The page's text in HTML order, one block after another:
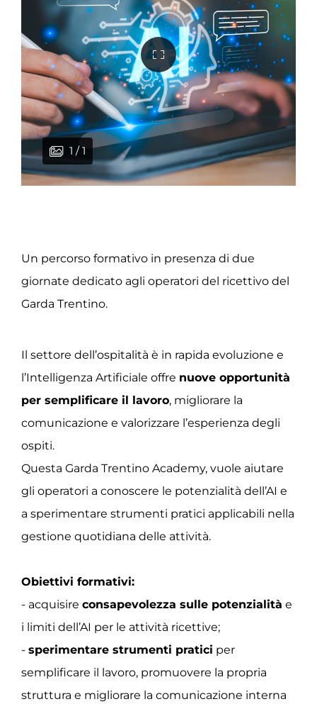
1 / 1
Un percorso formativo in presenza di due
giornate dedicato agli operatori del ricettivo del
Garda Trentino.
Il settore dell’ospitalità è in rapida evoluzione e
l’Intelligenza Artificiale offre nuove opportunità
per semplificare il lavoro, migliorare la
comunicazione e valorizzare l’esperienza degli
ospiti.
Questa Garda Trentino Academy, vuole aiutare
gli operatori a conoscere le potenzialità dell’AI e
a sperimentare strumenti pratici applicabili nella
gestione quotidiana delle attività.
Obiettivi formativi:
- acquisire consapevolezza sulle potenzialità e
i limiti dell’AI per le attività ricettive;
- sperimentare strumenti pratici per
semplificare il lavoro, promuovere la propria
struttura e migliorare la comunicazione interna